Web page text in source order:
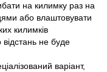
на килимку раз на
або влаштовувати
килимків
не буде
варіант,